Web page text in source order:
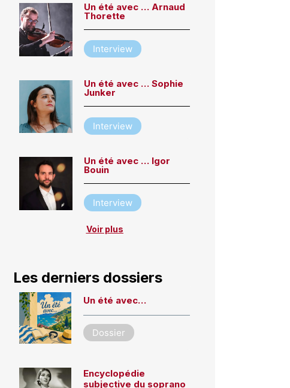
Un été avec … Arnaud
Thorette
Interview
Un été avec … Sophie
Junker
Interview
Un été avec … Igor
Bouin
Interview
Voir plus
Les derniers dossiers
Un été avec…
Dossier
Encyclopédie
subjective du soprano